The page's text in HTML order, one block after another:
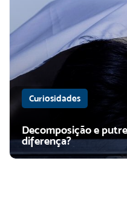
Curiosidades
Decomposição e
diferença?